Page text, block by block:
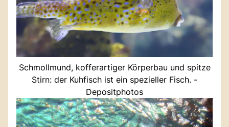
Schmollmund, kofferartiger Körperbau und spitze
Stirn: der Kuhfisch ist ein spezieller Fisch. -
Depositphotos